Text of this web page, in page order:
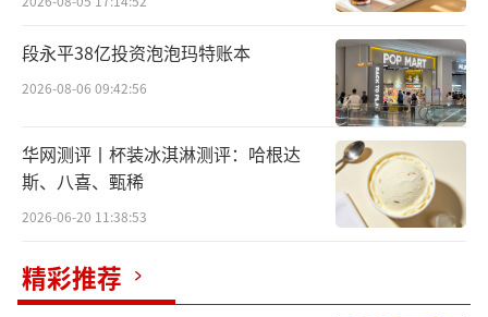
轮融资，投资方包括上汽集团、招商局集团、
腾讯、博世集团、蔚来资本、吉利控股等，10
轮累计融资6.95亿美元，此前估值22.18亿美
元，高于上市首日市值。另外，按照招股书引
用弗若斯特沙利文报告，黑芝麻在中国市场的
自动驾驶芯片供应商中也具备一定竞争力。202
3年中国高算力自动驾驶SoC出货量达到150万
量，按照出货量计算，黑芝麻是第三大供应
商，在中国市场份额为7.2%。
段永平38亿投资泡泡玛特账本
2026-08-06 09:42:56
华网测评丨杯装冰淇淋测评：哈根达
斯、八喜、甄稀
2026-06-20 11:38:53
精彩推荐